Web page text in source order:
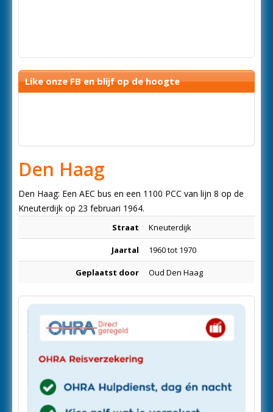
Like onze FB en blijf op de hoogte
Den Haag
Den Haag: Een AEC bus en een 1100 PCC van lijn 8 op de
Kneuterdijk op 23 februari 1964.
Straat Kneuterdijk
Jaartal 1960 tot 1970
Geplaatst door Oud Den Haag